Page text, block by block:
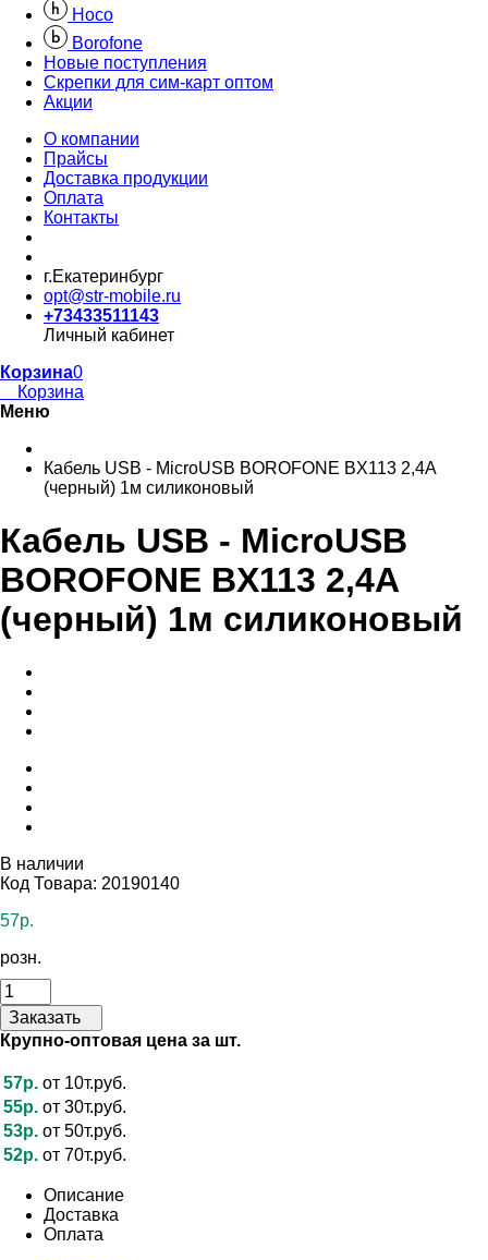
Hoco
Borofone
Новые поступления
Скрепки для сим-карт оптом
Акции
О компании
Прайсы
Доставка продукции
Оплата
Контакты
г.Екатеринбург
opt@str-mobile.ru
+73433511143
Личный кабинет
Корзина0
Корзина
Меню
Кабель USB - MicroUSB BOROFONE BX113 2,4A
(черный) 1м силиконовый
Кабель USB - MicroUSB
BOROFONE BX113 2,4A
(черный) 1м силиконовый
В наличии
Код Товара: 20190140
57р.
розн.
Заказать
Крупно-оптовая цена за шт.
57р. от 10т.руб.
55р. от 30т.руб.
53р. от 50т.руб.
52р. от 70т.руб.
Описание
Доставка
Оплата